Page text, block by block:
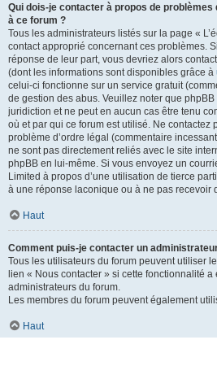
Qui dois-je contacter à propos de problèmes
à ce forum ?
Tous les administrateurs listés sur la page «
contact approprié concernant ces problèmes.
réponse de leur part, vous devriez alors
(dont les informations sont disponibles grâce à
celui-ci fonctionne sur un service gratuit
de gestion des abus. Veuillez noter que
juridiction et ne peut en aucun cas être tenu
où et par qui ce forum est utilisé. Ne contactez
problème d’ordre légal (commentaire
ne sont pas directement reliés avec le site
phpBB en lui-même. Si vous envoyez un
Limited à propos d’une utilisation de tierce
à une réponse laconique ou à ne pas recevoir
Haut
Comment puis-je contacter un
Tous les utilisateurs du forum peuvent utiliser
lien « Nous contacter » si cette fonctionnalité a
administrateurs du forum.
Les membres du forum peuvent également
Haut